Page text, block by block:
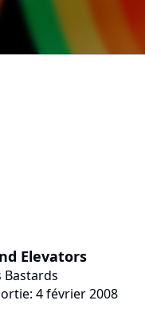
Elevators
Bastards
4 février 2008